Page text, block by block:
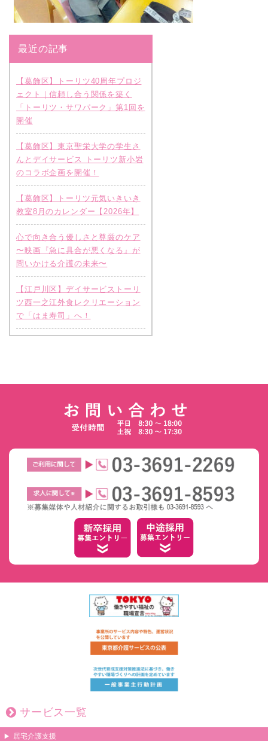
最近の記事
【葛飾区】トーリツ40周年プロジ
ェクト｜信頼し合う関係を築く
「トーリツ・サワパーク」第1回を
開催
【葛飾区】東京聖栄大学の学生さ
んとデイサービス トーリツ新小岩
のコラボ企画を開催！
【葛飾区】トーリツ元気いきいき
教室8月のカレンダー【2026年】
心で向き合う優しさと尊厳のケア
〜映画『急に具合が悪くなる』が
問いかける介護の未来〜
【江戸川区】デイサービストーリ
ツ西一之江外食レクリエーション
で「はま寿司」へ！
サービス一覧
居宅介護支援